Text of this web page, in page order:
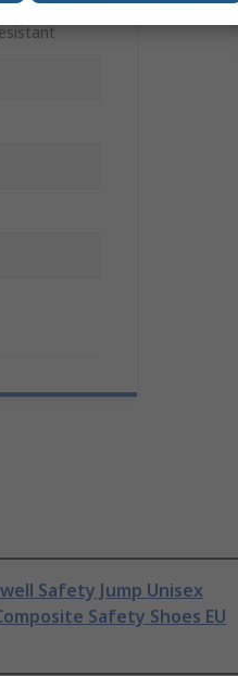
Safety Jump Unisex
Safety Shoes EU